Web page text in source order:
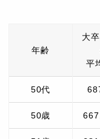
年齢
大
平
50代
50歳